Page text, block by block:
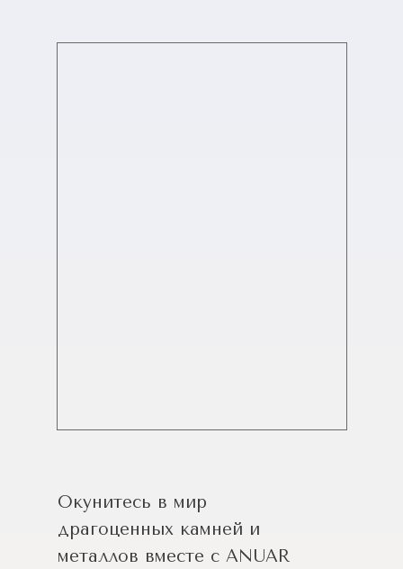
Окунитесь в мир
драгоценных камней и
металлов вместе с ANUAR